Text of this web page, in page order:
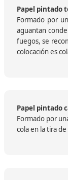
Papel pintado
Formado por
aguantan
fuegos, se
colocación es
Papel pintado
Formado por
cola en la tira